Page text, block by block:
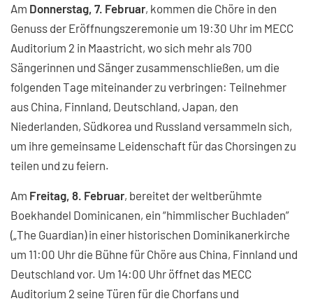
Am Donnerstag, 7. Februar, kommen die Chöre in den
Genuss der Eröffnungszeremonie um 19:30 Uhr im MECC
Auditorium 2 in Maastricht, wo sich mehr als 700
Sängerinnen und Sänger zusammenschließen, um die
folgenden Tage miteinander zu verbringen: Teilnehmer
aus China, Finnland, Deutschland, Japan, den
Niederlanden, Südkorea und Russland versammeln sich,
um ihre gemeinsame Leidenschaft für das Chorsingen zu
teilen und zu feiern.
Am Freitag, 8. Februar, bereitet der weltberühmte
Boekhandel Dominicanen, ein “himmlischer Buchladen”
(„The Guardian) in einer historischen Dominikanerkirche
um 11:00 Uhr die Bühne für Chöre aus China, Finnland und
Deutschland vor. Um 14:00 Uhr öffnet das MECC
Auditorium 2 seine Türen für die Chorfans und